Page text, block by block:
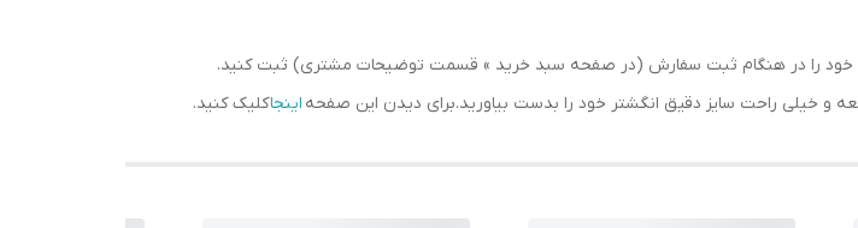
خود را در هنگام ثبت سفارش (در صفحه سبد خرید » قسمت توضیحات مشتری) ثبت کنید.
و خیلی راحت سایز دقیق انگشتر خود را بدست بیاورید.برای دیدن این صفحه اینجاکلیک کنید.